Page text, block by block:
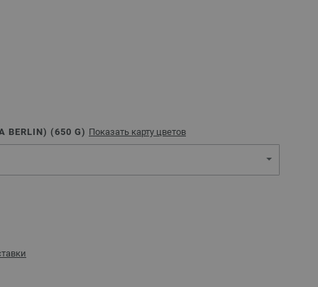
BERLIN) (650 G) Показать карту цветов